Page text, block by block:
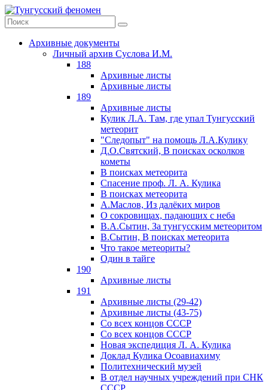
Архивные документы
Личный архив Суслова И.М.
188
Архивные листы
Архивные листы
189
Архивные листы
Кулик Л.А. Там, где упал Тунгусский
метеорит
"Следопыт" на помощь Л.А.Кулику
Д.О.Святский, В поисках осколков
кометы
В поисках метеорита
Спасение проф. Л. А. Кулика
В поисках метеорита
А.Маслов, Из далёких миров
О сокровищах, падающих с неба
В.А.Сытин, За тунгусским метеоритом
В.Сытин, В поисках метеорита
Что такое метеориты?
Один в тайге
190
Архивные листы
191
Архивные листы (29-42)
Архивные листы (43-75)
Со всех концов СССР
Со всех концов СССР
Новая экспедиция Л. А. Кулика
Доклад Кулика Осоавиахиму
Политехнический музей
В отдел научных учреждений при СНК
СССР